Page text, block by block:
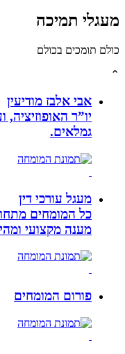
תמיכה
בכולם
אבי אלבז מודיעין
יו”ר האופוזיציה,
גמלאים.
מעגל עורכי דין
כל המומחים מתחום
מענה מקצועי ומהימן
פורום המומחים